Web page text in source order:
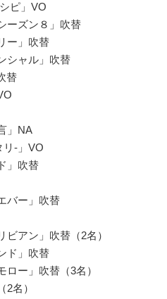
ピ」VO
ーズン８」吹替
ー」吹替
シャル」吹替
替
」NA
リ-」VO
」吹替
バー」吹替
アン」吹替（2名）
ド」吹替
ー」吹替（3名）
名）